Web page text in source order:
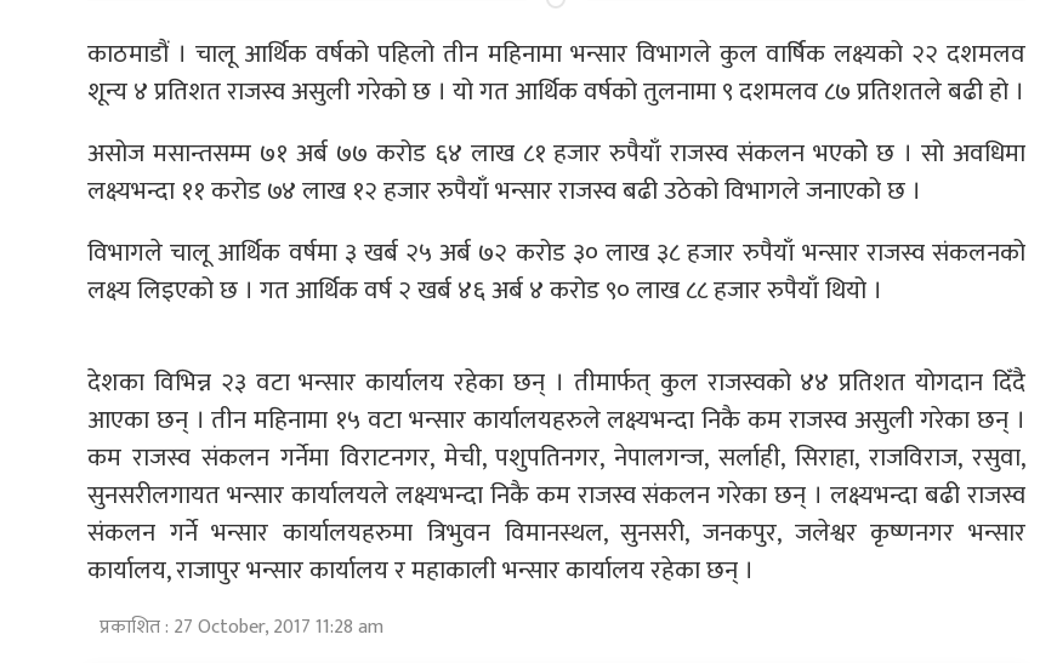
काठमाडौं । चालू आर्थिक वर्षको पहिलो तीन महिनामा भन्सार विभागले कुल वार्षिक लक्ष्यको २२ दशमलव
शून्य ४ प्रतिशत राजस्व असुली गरेको छ । यो गत आर्थिक वर्षको तुलनामा ९ दशमलव ८७ प्रतिशतले बढी हो ।
असोज मसान्तसम्म ७१ अर्ब ७७ करोड ६४ लाख ८१ हजार रुपैयाँ राजस्व संकलन भएकोे छ । सो अवधिमा
लक्ष्यभन्दा ११ करोड ७४ लाख १२ हजार रुपैयाँ भन्सार राजस्व बढी उठेको विभागले जनाएको छ ।
विभागले चालू आर्थिक वर्षमा ३ खर्ब २५ अर्ब ७२ करोड ३० लाख ३८ हजार रुपैयाँ भन्सार राजस्व संकलनको
लक्ष्य लिइएको छ । गत आर्थिक वर्ष २ खर्ब ४६ अर्ब ४ करोड ९० लाख ८८ हजार रुपैयाँ थियो ।
देशका विभिन्न २३ वटा भन्सार कार्यालय रहेका छन् । तीमार्फत् कुल राजस्वको ४४ प्रतिशत योगदान दिँदै
आएका छन् । तीन महिनामा १५ वटा भन्सार कार्यालयहरुले लक्ष्यभन्दा निकै कम राजस्व असुली गरेका छन् ।
कम राजस्व संकलन गर्नेमा विराटनगर, मेची, पशुपतिनगर, नेपालगन्ज, सर्लाही, सिराहा, राजविराज, रसुवा,
सुनसरीलगायत भन्सार कार्यालयले लक्ष्यभन्दा निकै कम राजस्व संकलन गरेका छन् । लक्ष्यभन्दा बढी राजस्व
संकलन गर्ने भन्सार कार्यालयहरुमा त्रिभुवन विमानस्थल, सुनसरी, जनकपुर, जलेश्वर कृष्णनगर भन्सार
कार्यालय, राजापुर भन्सार कार्यालय र महाकाली भन्सार कार्यालय रहेका छन् ।
प्रकाशित : 27 October, 2017 11:28 am